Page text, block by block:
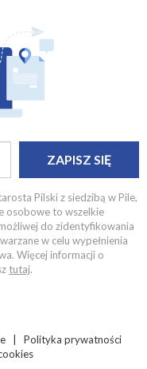
ZAPISZ SIĘ
Pilski z siedzibą w Pile,
osobowe to wszelkie
do zidentyfikowania
w celu wypełnienia
Więcej informacji o
tutaj.
| Polityka prywatności